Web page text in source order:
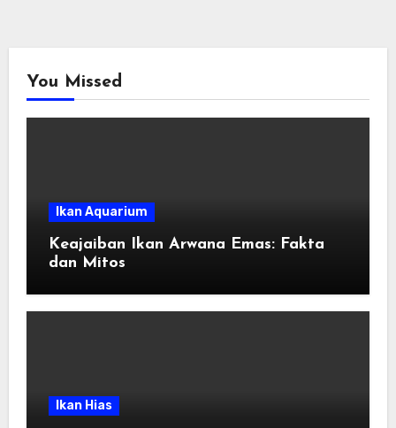
You Missed
Ikan Aquarium
Keajaiban Ikan Arwana Emas: Fakta
dan Mitos
Ikan Hias